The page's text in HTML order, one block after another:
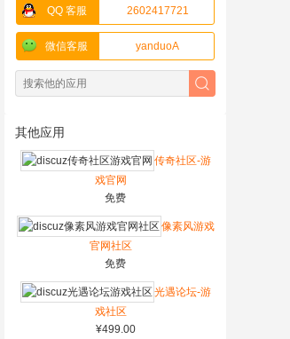
QQ 客服 2602417721
微信客服 yanduoA
其他应用
传奇社区-游
戏官网
免费
像素风游戏
官网社区
免费
光遇论坛-游
戏社区
¥499.00